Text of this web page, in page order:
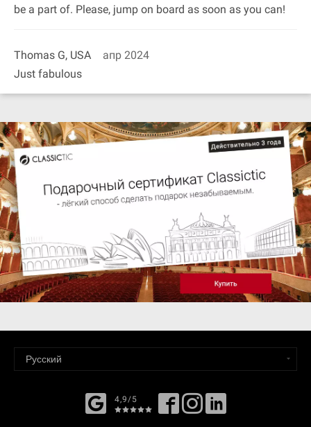
be a part of. Please, jump on board as soon as you can!
Thomas G, USA
апр 2024
Just fabulous
4,9/5